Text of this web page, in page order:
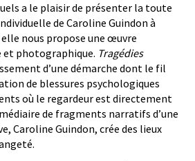
a le plaisir de présenter la toute
de Caroline Guindon à
elle nous propose une œuvre
photographique. Tragédies
d’une démarche dont le fil
de blessures psychologiques
où le regardeur est directement
de fragments narratifs d’une
Caroline Guindon, crée des lieux